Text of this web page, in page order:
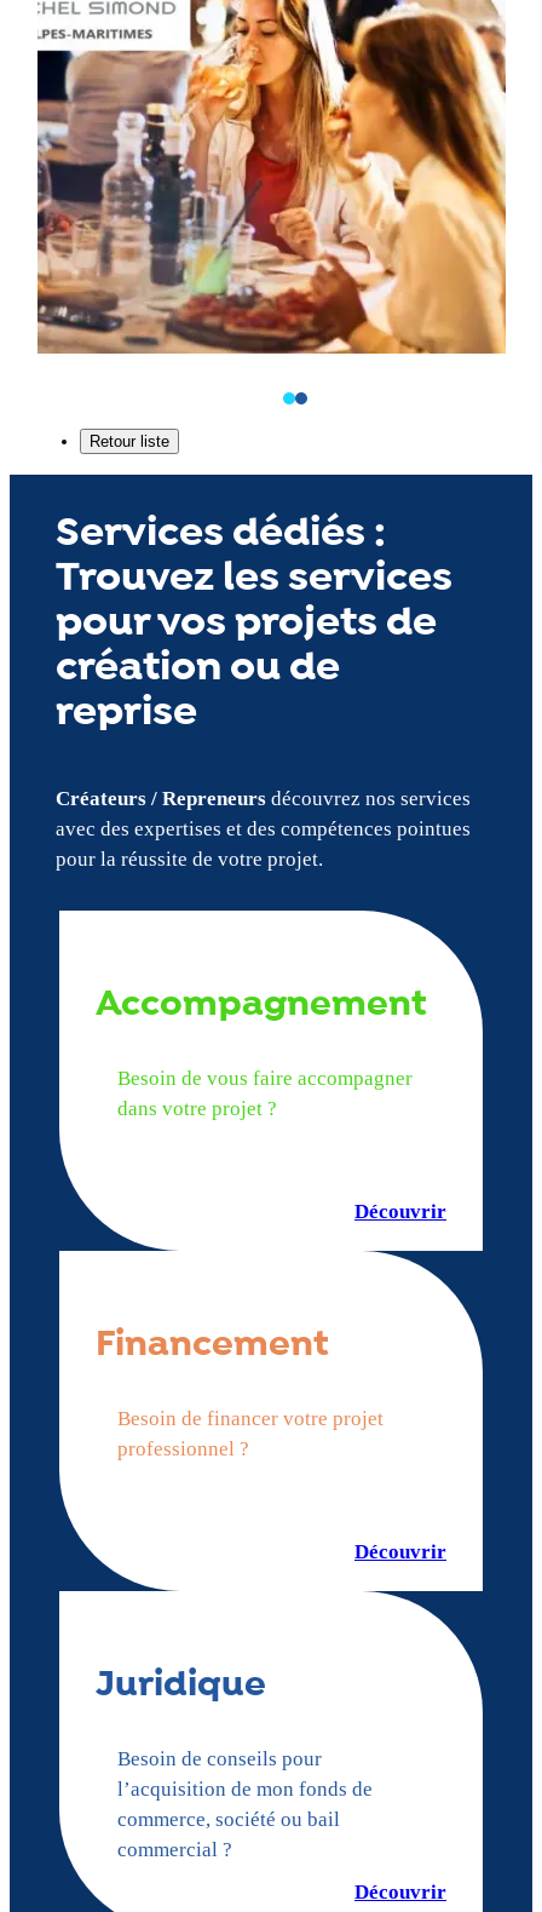
Services dédiés :
Trouvez les services
pour vos projets de
création ou de
reprise
Créateurs / Repreneursdécouvrez nos services
avec des expertises et des compétences pointues
pour la réussite de votre projet.
Accompagnement
Besoin de vous faire accompagner
dans votre projet ?
Découvrir
Financement
Besoin de financer votre projet
professionnel ?
Découvrir
Juridique
Besoin de conseils pour
l’acquisition de mon fonds de
commerce, société ou bail
commercial ?
Découvrir